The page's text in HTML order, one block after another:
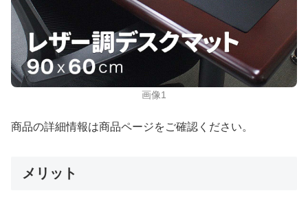
画像1
商品の詳細情報は商品ページをご確認ください。
メリット